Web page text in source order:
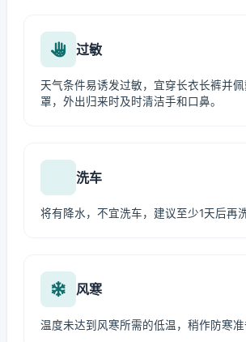
过敏
天气条件易诱发过敏，宜穿长衣长裤并
罩，外出归来时及时清洁手和口鼻。
洗车
将有降水，不宜洗车，建议至少1天后再洗
风寒
温度未达到风寒所需的低温，稍作防寒准